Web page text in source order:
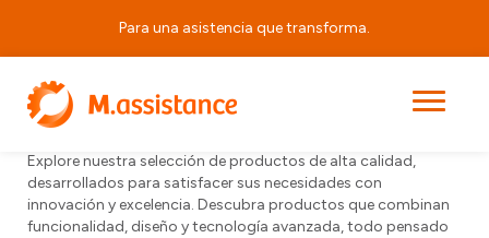
Para una asistencia que transforma.
Explore Nuestra Gama
de Productos
Explore nuestra selección de productos de alta calidad,
desarrollados para satisfacer sus necesidades con
innovación y excelencia. Descubra productos que combinan
funcionalidad, diseño y tecnología avanzada, todo pensado